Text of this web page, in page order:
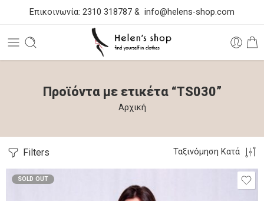
Επικοινωνία: 2310 318787 & info@helens-shop.com
Προϊόντα με ετικέτα “TS030”
Αρχική
Filters Ταξινόμηση Κατά
SOLD OUT